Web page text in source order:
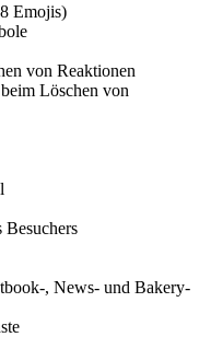
Emojis)
von Reaktionen
Löschen von
, News- und Bakery-